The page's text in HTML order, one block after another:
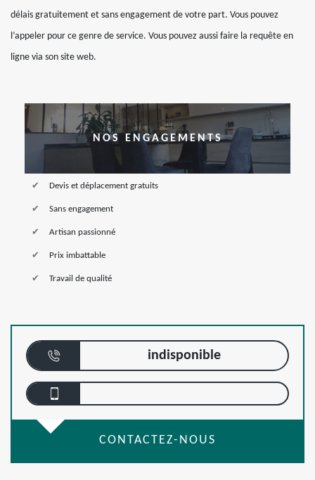
délais gratuitement et sans engagement de votre part. Vous pouvez
l’appeler pour ce genre de service. Vous pouvez aussi faire la requête en
ligne via son site web.
NOS ENGAGEMENTS
Devis et déplacement gratuits
Sans engagement
Artisan passionné
Prix imbattable
Travail de qualité
indisponible
CONTACTEZ-NOUS